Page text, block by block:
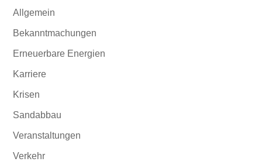
Allgemein
Bekanntmachungen
Erneuerbare Energien
Karriere
Krisen
Sandabbau
Veranstaltungen
Verkehr